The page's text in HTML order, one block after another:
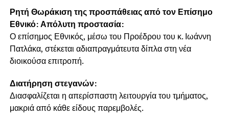
Ρητή Θωράκιση της προσπάθειας από τον Επίσημο
Εθνικό: Απόλυτη προστασία:
Ο επίσημος Εθνικός, μέσω του Προέδρου του κ. Ιωάννη
Πατλάκα, στέκεται αδιαπραγμάτευτα δίπλα στη νέα
διοικούσα επιτροπή.
Διατήρηση στεγανών:
Διασφαλίζεται η απερίσπαστη λειτουργία του τμήματος,
μακριά από κάθε είδους παρεμβολές.